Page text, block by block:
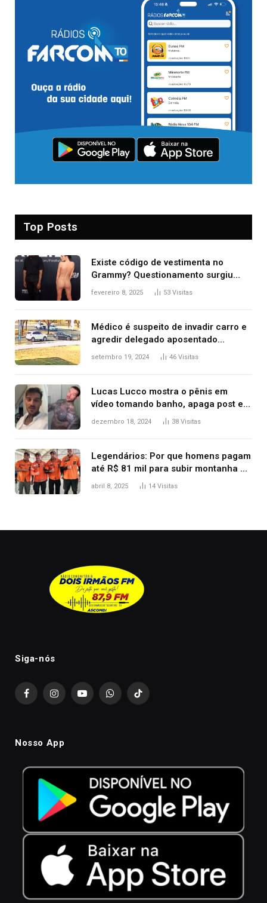
Top Posts
Existe código de vestimenta no
Grammy? Questionamento surgiu
após Bianca Censori, mulher de
fevereiro 8, 2025 53 Visitas
Médico é suspeito de invadir carro e
agredir delegado aposentado
durante confusão no trânsito
setembro 19, 2024 46 Visitas
Lucas Lucco mostra o pênis em
vídeo tomando banho, apaga post e
diz ‘foi mal’
dezembro 18, 2024 38 Visitas
Legendários: Por que homens pagam
até R$ 81 mil para subir montanha e
melhorar casamento?
abril 8, 2025 14 Visitas
Siga-nós
FacebookInstagramYouTubeWhatsAppTikTok
Nosso App